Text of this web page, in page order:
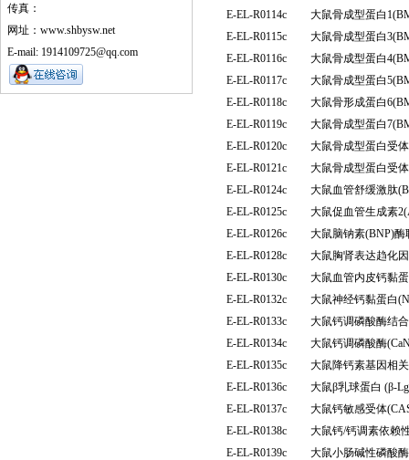
传真：
网址：www.shbysw.net
E-mail: 1914109725@qq.com
E-EL-R0114c
大鼠骨成型蛋白
E-EL-R0115c
大鼠骨成型蛋白
E-EL-R0116c
大鼠骨成型蛋白
E-EL-R0117c
大鼠骨成型蛋白
E-EL-R0118c
大鼠骨形成蛋白
E-EL-R0119c
大鼠骨成型蛋白
E-EL-R0120c
大鼠骨成型蛋白受
E-EL-R0121c
大鼠骨成型蛋白受
E-EL-R0124c
大鼠血管舒缓激肽
E-EL-R0125c
大鼠促血管生成素
E-EL-R0126c
大鼠脑钠素(BNP)
E-EL-R0128c
大鼠胸肾表达趋化
E-EL-R0130c
大鼠血管内皮钙黏
E-EL-R0132c
大鼠神经钙黏蛋白
E-EL-R0133c
大鼠钙调磷酸酶结
E-EL-R0134c
大鼠钙调磷酸酶
E-EL-R0135c
大鼠降钙素基因相
E-EL-R0136c
大鼠β乳球蛋白 (β-
E-EL-R0137c
大鼠钙敏感受体
E-EL-R0138c
大鼠钙/钙调素依赖
E-EL-R0139c
大鼠小肠碱性磷酸